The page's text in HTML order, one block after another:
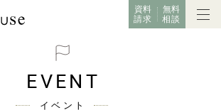
資料
請求
無料
相談
EVENT
イベント